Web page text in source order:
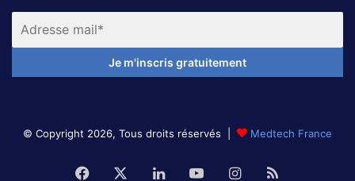
© Copyright 2026, Tous droits réservés | Medtech France
Facebook LinkedinYouTubeInstagram
RSS